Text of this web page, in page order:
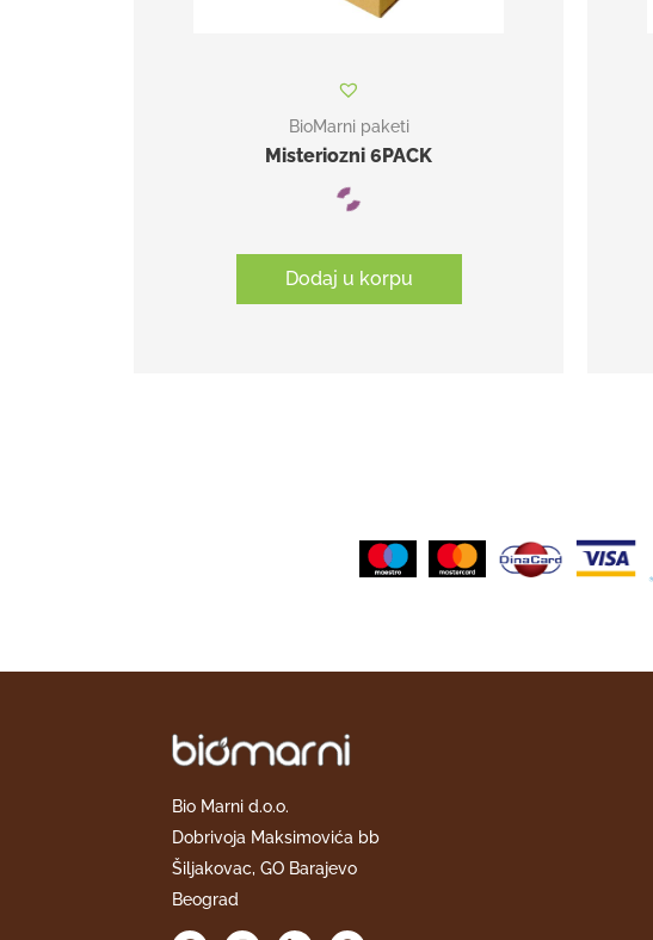
BioMarni paketi
Misteriozni 6PACK
Dodaj u korpu
Bio Marni d.o.o.
Dobrivoja Maksimovića bb
Šiljakovac, GO Barajevo
Beograd